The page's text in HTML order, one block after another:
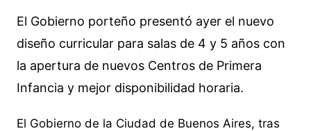
El Gobierno porteño presentó ayer el nuevo
diseño curricular para salas de 4 y 5 años con
la apertura de nuevos Centros de Primera
Infancia y mejor disponibilidad horaria.
El Gobierno de la Ciudad de Buenos Aires, tras